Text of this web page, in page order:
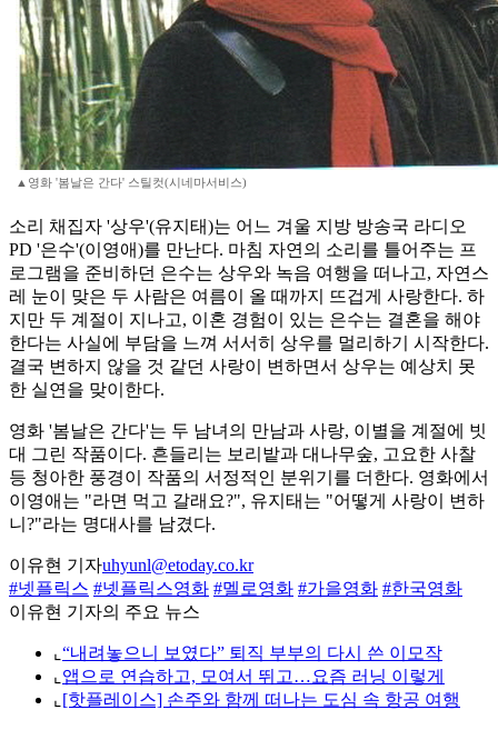
▲영화 '봄날은 간다' 스틸컷(시네마서비스)
소리 채집자 '상우'(유지태)는 어느 겨울 지방 방송국 라디오
PD '은수'(이영애)를 만난다. 마침 자연의 소리를 틀어주는 프
로그램을 준비하던 은수는 상우와 녹음 여행을 떠나고, 자연스
레 눈이 맞은 두 사람은 여름이 올 때까지 뜨겁게 사랑한다. 하
지만 두 계절이 지나고, 이혼 경험이 있는 은수는 결혼을 해야
한다는 사실에 부담을 느껴 서서히 상우를 멀리하기 시작한다.
결국 변하지 않을 것 같던 사랑이 변하면서 상우는 예상치 못
한 실연을 맞이한다.
영화 '봄날은 간다'는 두 남녀의 만남과 사랑, 이별을 계절에 빗
대 그린 작품이다. 흔들리는 보리밭과 대나무숲, 고요한 사찰
등 청아한 풍경이 작품의 서정적인 분위기를 더한다. 영화에서
이영애는 "라면 먹고 갈래요?", 유지태는 "어떻게 사랑이 변하
니?"라는 명대사를 남겼다.
이유현 기자uhyunl@etoday.co.kr
#넷플릭스 #넷플릭스영화 #멜로영화 #가을영화 #한국영화
이유현 기자의 주요 뉴스
⌞ “내려놓으니 보였다” 퇴직 부부의 다시 쓴 이모작
⌞ 앱으로 연습하고, 모여서 뛰고…요즘 러닝 이렇게
⌞ [핫플레이스] 손주와 함께 떠나는 도심 속 항공 여행